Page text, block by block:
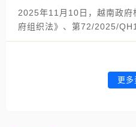
2025年11月10日，越南政
府组织法》、第72/2025/
更多